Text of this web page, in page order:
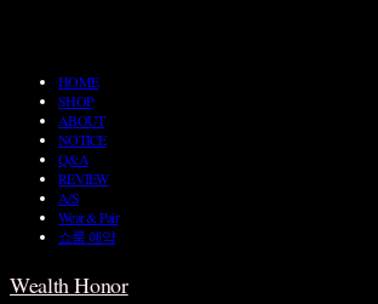
HOME
SHOP
ABOUT
NOTICE
Q&A
REVIEW
A/S
Wear & Pair
쇼룸 예약
Wealth Honor